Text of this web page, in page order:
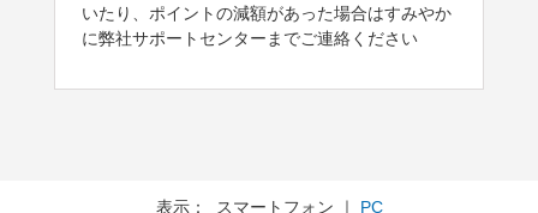
いたり、ポイントの減額があった場合はすみやか
に弊社サポートセンターまでご連絡ください
表示： スマートフォン ｜ PC